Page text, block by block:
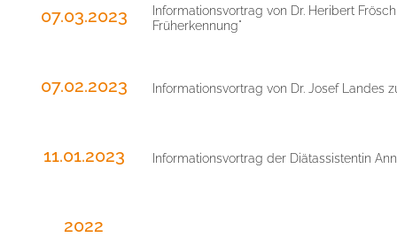
07.03.2023
Informationsvortrag von Dr. Heribert
Früherkennung"
07.02.2023 Informationsvortrag von Dr. Josef Landes
11.01.2023 Informationsvortrag der Diätassistentin
2022